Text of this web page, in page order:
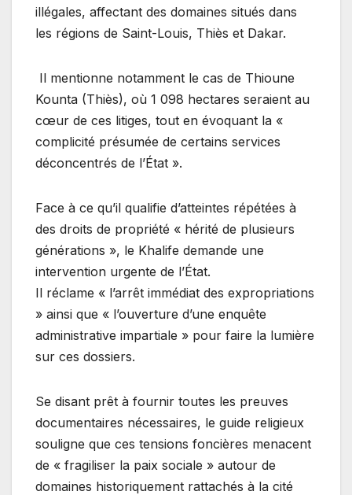
illégales, affectant des domaines situés dans
les régions de Saint-Louis, Thiès et Dakar.
Il mentionne notamment le cas de Thioune
Kounta (Thiès), où 1 098 hectares seraient au
cœur de ces litiges, tout en évoquant la «
complicité présumée de certains services
déconcentrés de l’État ».
Face à ce qu’il qualifie d’atteintes répétées à
des droits de propriété « hérité de plusieurs
générations », le Khalife demande une
intervention urgente de l’État.
Il réclame « l’arrêt immédiat des expropriations
» ainsi que « l’ouverture d’une enquête
administrative impartiale » pour faire la lumière
sur ces dossiers.
Se disant prêt à fournir toutes les preuves
documentaires nécessaires, le guide religieux
souligne que ces tensions foncières menacent
de « fragiliser la paix sociale » autour de
domaines historiquement rattachés à la cité